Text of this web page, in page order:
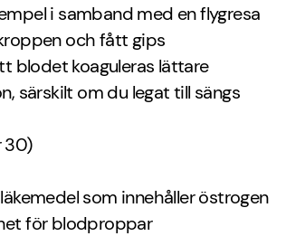
i samband med en flygresa
och fått gips
blodet koaguleras lättare
särskilt om du legat till sängs
30)
som innehåller östrogen
för blodproppar